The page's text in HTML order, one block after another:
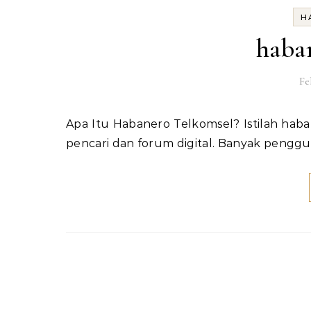
Apa Itu Habanero Telkomsel? Istilah habanero telkomsel belakangan cukup sering muncul di mesin
pencari dan forum digital. Banyak